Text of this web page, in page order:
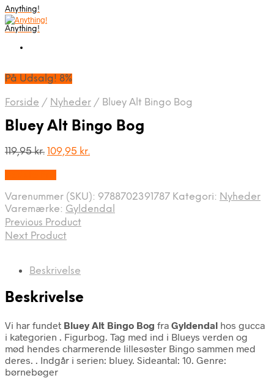
Anything!
Anything!
På Udsalg! 8%
Forside / Nyheder / Bluey Alt Bingo Bog
Bluey Alt Bingo Bog
119,95kr. Den
119,95 kr..
109,95 kr.Den
109,95 kr..
Varenummer (SKU): 9788702391787 Kategori: Nyheder
Varemærke: Gyldendal
Previous Product
Next Product
Beskrivelse
Beskrivelse
Vi har fundet Bluey Alt Bingo Bog fra Gyldendal hos gucca
i kategorien . Figurbog. Tag med ind i Blueys verden og
mød hendes charmerende lillesøster Bingo sammen med
deres. . Indgår i serien: bluey. Sideantal: 10. Genre:
børnebøger